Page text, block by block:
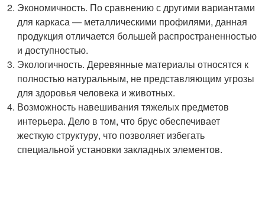
Экономичность. По сравнению с другими вариантами
для каркаса — металлическими профилями, данная
продукция отличается большей распространенностью
и доступностью.
Экологичность. Деревянные материалы относятся к
полностью натуральным, не представляющим угрозы
для здоровья человека и животных.
Возможность навешивания тяжелых предметов
интерьера. Дело в том, что брус обеспечивает
жесткую структуру, что позволяет избегать
специальной установки закладных элементов.